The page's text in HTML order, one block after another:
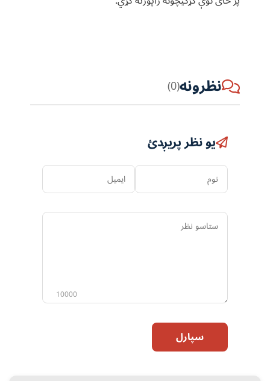
نظرونه(0)
یو نظر پریږدئ
نوم ایمیل
ستاسو
10000
سپارل